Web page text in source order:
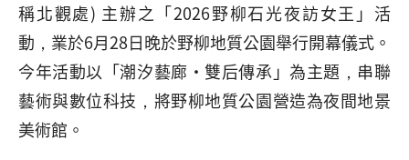
稱北觀處) 主辦之「2026野柳石光夜訪女王」活
動，業於6月28日晚於野柳地質公園舉行開幕儀式。
今年活動以「潮汐藝廊·雙后傳承」為主題，串聯
藝術與數位科技，將野柳地質公園營造為夜間地景
美術館。